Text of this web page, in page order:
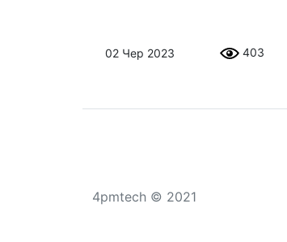
02 Чер 2023 403
4pmtech © 2021